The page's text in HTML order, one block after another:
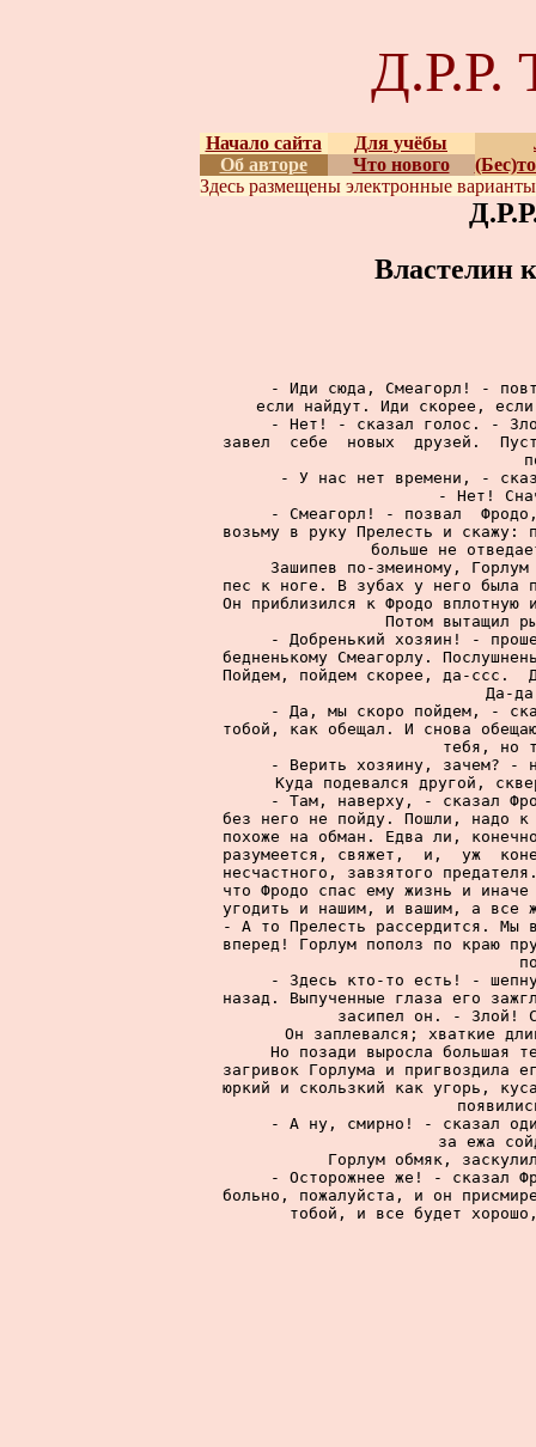
Начало сайта Для учёбы
Об авторе
Что нового
Здесь размещены электронные
Властелин
- Иди сюда, Смеагорл! -
если найдут. Иди скорее,
- Нет! - сказал голос. -
завел  себе  новых  друзей.
- У нас нет времени, -
- Нет!
- Смеагорл! - позвал
возьму в руку Прелесть и скажу:
больше не
Зашипев по-змеиному,
пес к ноге. В зубах у него была
Он приблизился к Фродо
Потом вытащил
- Добренький хозяин! -
бедненькому Смеагорлу.
Пойдем, пойдем скорее, да-ссс.
Да-
- Да, мы скоро пойдем, -
тобой, как обещал. И снова
тебя, но
- Верить хозяину, зачем? -
Куда подевался другой,
- Там, наверху, - сказал
без него не пойду. Пошли, надо
похоже на обман. Едва ли,
разумеется, свяжет,  и,  уж
несчастного, завзятого
что Фродо спас ему жизнь и
угодить и нашим, и вашим, а все
- А то Прелесть рассердится. Мы
вперед! Горлум пополз по краю
- Здесь кто-то есть! -
назад. Выпученные глаза его
засипел он. - Злой!
Он заплевался; хваткие
Но позади выросла большая
загривок Горлума и
юркий и скользкий как угорь,
- А ну, смирно! - сказал
за ежа
Горлум обмяк,
- Осторожнее же! - сказал
больно, пожалуйста, и он
тобой, и все будет